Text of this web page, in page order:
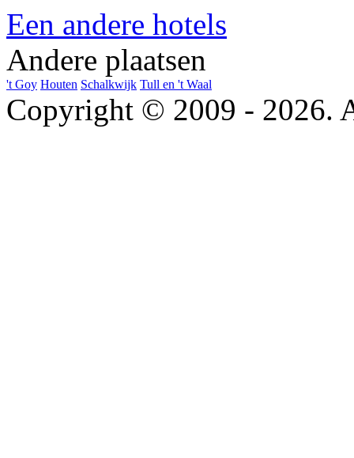
Een andere hotels
Andere plaatsen
't Goy Houten Schalkwijk Tull en 't Waal
Copyright © 2009 - 2026.